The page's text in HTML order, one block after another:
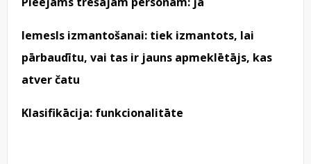
Iemesls izmantošanai: tiek izmantots, lai
pārbaudītu, vai tas ir jauns apmeklētājs, kas
atver čatu
Klasifikācija: funkcionalitāte